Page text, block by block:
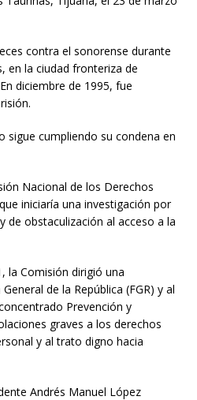
contra el sonorense durante
en la ciudad fronteriza de
diciembre de 1995, fue
sigue cumpliendo su condena en
Nacional de los Derechos
iniciaría una investigación por
de obstaculización al acceso a la
la Comisión dirigió una
de la República (FGR) y al
Prevención y
graves a los derechos
y al trato digno hacia
Andrés Manuel López